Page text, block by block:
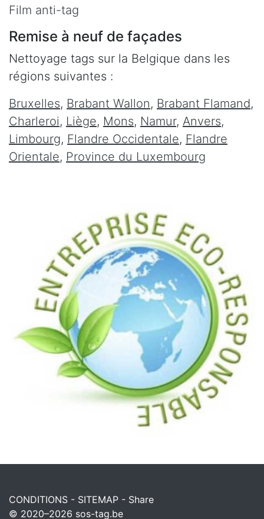
Film anti-tag
Remise à neuf de façades
Nettoyage tags sur la Belgique dans les
régions suivantes :
Bruxelles, Brabant Wallon, Brabant Flamand,
Charleroi, Liège, Mons, Namur, Anvers,
Limbourg, Flandre Occidentale, Flandre
Orientale, Province du Luxembourg
CONDITIONS - SITEMAP - Share
© 2020–2026 sos-tag.be